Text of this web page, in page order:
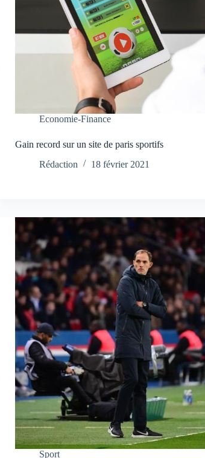
Economie-Finance
Gain record sur un site de paris sportifs
Rédaction
18 février 2021
Sport